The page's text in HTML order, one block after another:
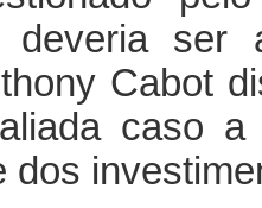
deveria ser
Cabot
caso
dos